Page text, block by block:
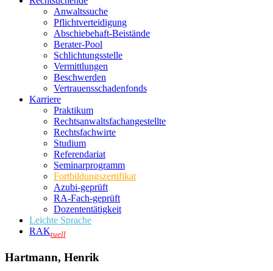
Anwaltssuche
Pflichtverteidigung
Abschiebehaft-Beistände
Berater-Pool
Schlichtungsstelle
Vermittlungen
Beschwerden
Vertrauensschadenfonds
Karriere
Praktikum
Rechtsanwalts­fachangestellte
Rechtsfachwirte
Studium
Referendariat
Seminarprogramm
Fortbildungszertifikat
Azubi-geprüft
RA-Fach-geprüft
Dozententätigkeit
Leichte Sprache
RAKtuell
Hartmann, Henrik